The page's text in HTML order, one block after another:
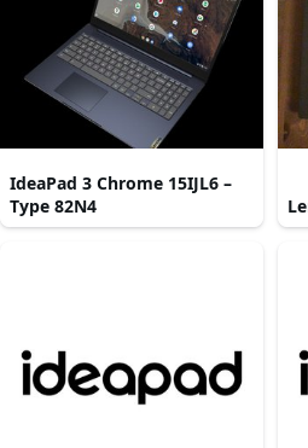
IdeaPad 3 Chrome 15IJL6 –
Type 82N4